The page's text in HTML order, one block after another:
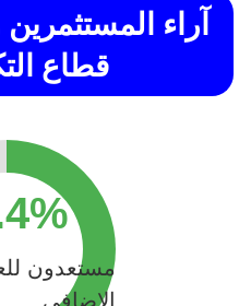
آراء
قطاع
مستعدون
الإضافي